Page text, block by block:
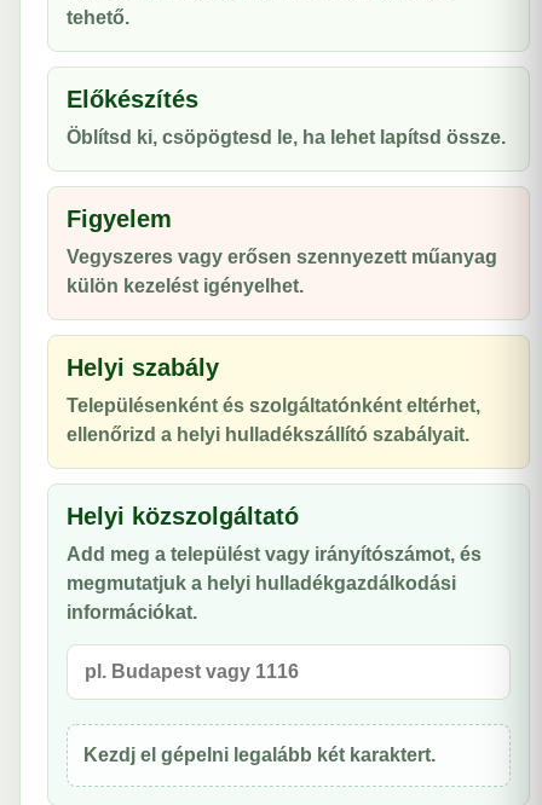
tehető.
Előkészítés
Öblítsd ki, csöpögtesd le, ha lehet lapítsd össze.
Figyelem
Vegyszeres vagy erősen szennyezett műanyag
külön kezelést igényelhet.
Helyi szabály
Településenként és szolgáltatónként eltérhet,
ellenőrizd a helyi hulladékszállító szabályait.
Helyi közszolgáltató
Add meg a települést vagy irányítószámot, és
megmutatjuk a helyi hulladékgazdálkodási
információkat.
Kezdj el gépelni legalább két karaktert.